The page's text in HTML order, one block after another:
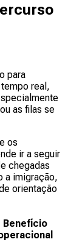
para
real,
as filas se
os
ir a seguir
chegadas
a imigração,
orientação
Benefício